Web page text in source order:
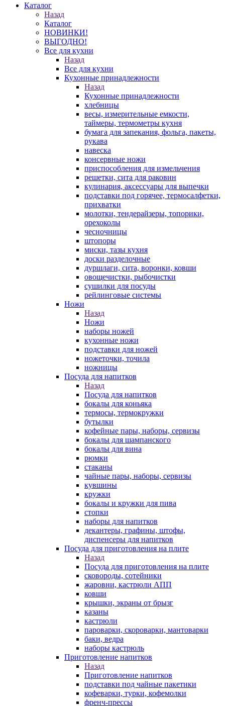
Каталог
Назад
Каталог
НОВИНКИ!
ВЫГОДНО!
Все для кухни
Назад
Все для кухни
Кухонные принадлежности
Назад
Кухонные принадлежности
хлебницы
весы, измерительные емкости,
таймеры, термометры кухня
бумага для запекания, фольга, пакеты,
рукава
навеска
консервные ножи
приспособления для измельчения
решетки, сита для раковин
кулинария, аксессуары для выпечки
подставки под горячее, термосалфетки,
прихватки
молотки, тендерайзеры, топорики,
орехоколы
чесночницы
штопоры
миски, тазы кухня
доски разделочные
дуршлаги, сита, воронки, ковши
овощечистки, рыбочистки
сушилки для посуды
рейлинговые системы
Ножи
Назад
Ножи
наборы ножей
кухонные ножи
подставки для ножей
ножеточки, точила
ножницы
Посуда для напитков
Назад
Посуда для напитков
бокалы для коньяка
термосы, термокружки
бутылки
кофейные пары, наборы, сервизы
бокалы для шампанского
бокалы для вина
рюмки
стаканы
чайные пары, наборы, сервизы
кувшины
кружки
бокалы и кружки для пива
стопки
наборы для напитков
декантеры, графины, штофы,
диспенсеры для напитков
Посуда для приготовления на плите
Назад
Посуда для приготовления на плите
сковороды, сотейники
жаровни, кастрюли АПП
ковши
крышки, экраны от брызг
казаны
кастрюли
пароварки, скороварки, мантоварки
баки, ведра
наборы кастрюль
Приготовление напитков
Назад
Приготовление напитков
подставки под чайные пакетики
кофеварки, турки, кофемолки
френч-прессы